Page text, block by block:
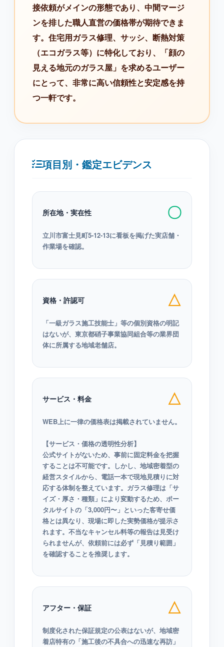
接依頼がメインの形態であり、中間マージ
ンを排した職人直営の価格帯が期待できま
す。住宅用ガラス修理、サッシ、断熱対策
（エコガラス等）に特化しており、「顔の
見える地元のガラス屋」を求めるユーザー
にとって、非常に高い信頼性と安定感を持
つ一軒です。
項目別・鑑定エビデンス
所在地・実在性 〇
立川市富士見町5-12-13に看板を掲げた実店舗・
作業場を確認。
資格・許認可 △
「一級ガラス施工技能士」等の個別資格の明記
はないが、東京都硝子事業協同組合等の業界団
体に所属する地域老舗店。
サービス・料金 △
WEB上に一律の価格表は掲載されていません。
【サービス・価格の透明性分析】
公式サイトがないため、事前に固定料金を把握
することは不可能です。しかし、地域密着型の
経営スタイルから、電話一本で現地見積りに対
応する体制を整えています。ガラス修理は「サ
イズ・厚さ・種類」により変動するため、ポー
タルサイトの「3,000円〜」といった客寄せ価
格とは異なり、現場に即した実勢価格が提示さ
れます。不当なキャンセル料等の報告は見受け
られませんが、依頼前には必ず「見積り範囲」
を確認することを推奨します。
アフター・保証 △
制度化された保証規定の公表はないが、地域密
着店特有の「施工後の不具合への迅速な再訪」